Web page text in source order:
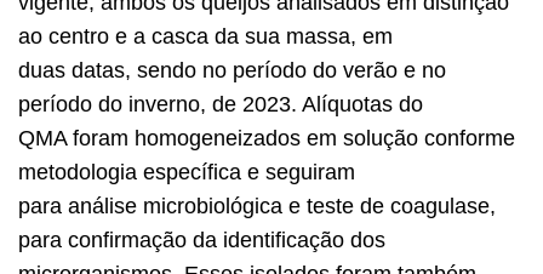
ao centro e a casca da sua massa, em
duas datas, sendo no período do verão e no
período do inverno, de 2023. Alíquotas do
QMA foram homogeneizados em solução conforme
metodologia específica e seguiram
para análise microbiológica e teste de coagulase,
para confirmação da identificação dos